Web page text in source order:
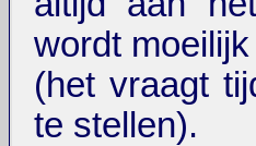
wordt
(het vraagt
te stellen).